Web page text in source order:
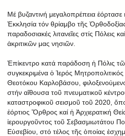
Μέ βυζαντινή μεγαλοπρέπεια ἑόρτασε
Ἐκκλησία τόν θρίαμβο τῆς
παραδοσιακές λιτανεῖες στίς Πόλεις
ἀκριτικῶν μας νησιῶν.
Ἐπίκεντρο κατά παράδοση ἡ Πόλις
συγκεκριμένα ὁ Ἱερός
Θεοτόκου Καρλοβάσου,
στήν αἴθουσα τοῦ πνευματικοῦ
καταστροφικοῦ σεισμοῦ τοῦ 2020,
ἑόρτιος Ὄρθρος καί ἡ Ἀρχιερατική
ἱερουργοῦντος τοῦ Σεβασμιωτάτου
Εὐσεβίου, στό τέλος τῆς ὁποίας